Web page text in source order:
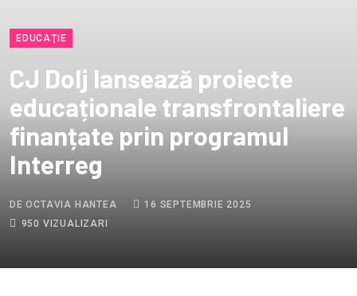
EDUCAŢIE
CJ Dolj lansează proiecte
educaționale transfrontaliere
finanțate prin programul
Interreg
DE OCTAVIA HANTEA
16 SEPTEMBRIE 2025
950 VIZUALIZARI